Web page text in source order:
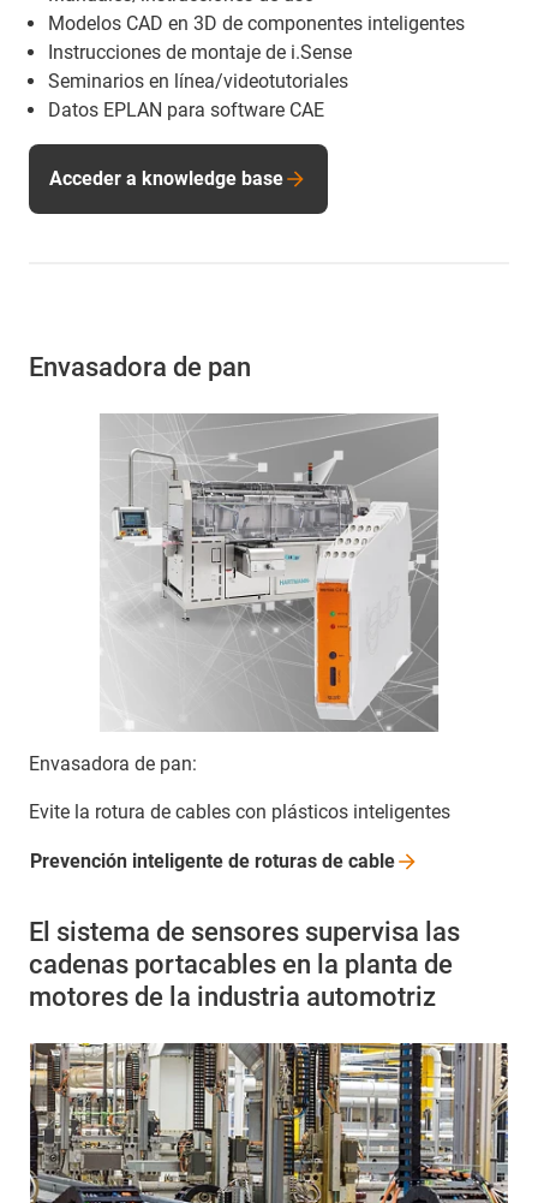
Modelos CAD en 3D de componentes inteligentes
Instrucciones de montaje de i.Sense
Seminarios en línea/videotutoriales
Datos EPLAN para software CAE
Acceder a knowledge base
Envasadora de pan
Envasadora de pan:
Evite la rotura de cables con plásticos inteligentes
Prevención inteligente de roturas de cable
El sistema de sensores supervisa las
cadenas portacables en la planta de
motores de la industria automotriz